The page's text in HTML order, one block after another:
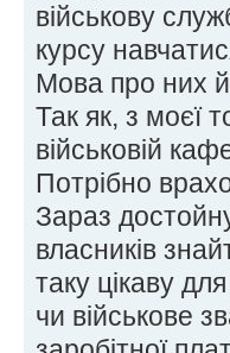
військову
курсу
Мова про них
Так як, з моєї
військовій
Потрібно
Зараз
власників
таку цікаву
чи військове